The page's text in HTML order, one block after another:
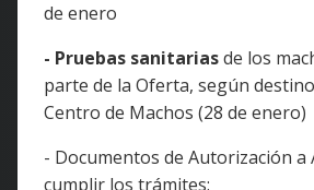
de enero
- Pruebas sanitariasde los
parte de la Oferta, según
Centro de Machos (28 de enero)
- Documentos de Autorización a
cumplir los trámites: